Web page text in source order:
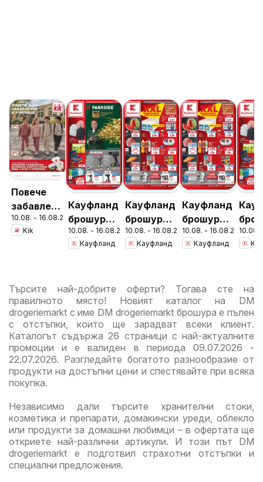
Повече
забавление
в училище
с KiK
предложения
10.08. - 16.08.2026
Kik
Кауфланд
брошура -
Вземи
повече,
Kaufland с
валидност
до
16.08.2026
10.08. - 16.08.2026
Кауфланд
Кауфланд
брошура -
Вземи
повече,
Kaufland с
валидност
до
16.08.2026
10.08. - 16.08.2026
Кауфланд
Кауфланд
брошура -
Вземи
повече,
Kaufland с
валидност
до
16.08.2026
10.08. - 16.08.2026
Кауфланд
до
10.08.
Търсите най-добрите оферти? Тогава сте на
правилното място! Новият каталог на DM
drogeriemarkt с име DM drogeriemarkt брошура е пълен
с отстъпки, които ще зарадват всеки клиент.
Каталогът съдържа 26 страници с най-актуалните
промоции и е валиден в периода 09.07.2026 -
22.07.2026. Разгледайте богатото разнообразие от
продукти на достъпни цени и спестявайте при всяка
покупка.
Независимо дали търсите хранителни стоки,
козметика и препарати, домакински уреди, облекло
или продукти за домашни любимци – в офертата ще
откриете най-различни артикули. И този път DM
drogeriemarkt е подготвил страхотни отстъпки и
специални предложения.